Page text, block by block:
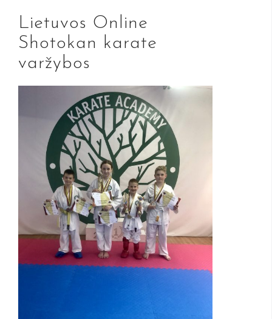
Lietuvos Online
Shotokan karate
varžybos